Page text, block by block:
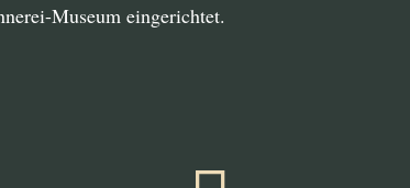
Museum eingerichtet.